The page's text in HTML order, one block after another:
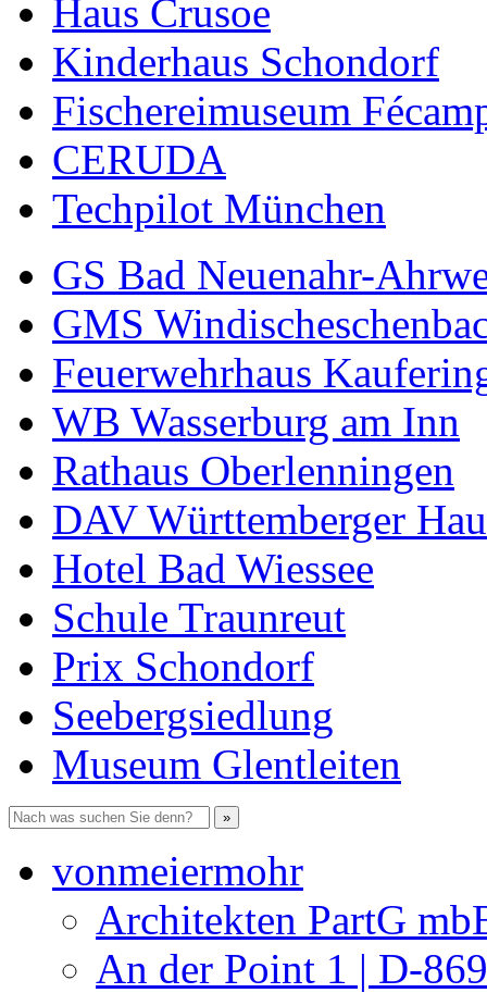
Haus Crusoe
Kinderhaus Schondorf
Fischereimuseum
CERUDA
Techpilot München
GS Bad Neuenahr-
GMS
Feuerwehrhaus
WB Wasserburg am Inn
Rathaus Oberlenningen
DAV Württemberger
Hotel Bad Wiessee
Schule Traunreut
Prix Schondorf
Seebergsiedlung
Museum Glentleiten
vonmeiermohr
Architekten PartG
An der Point 1 | D-